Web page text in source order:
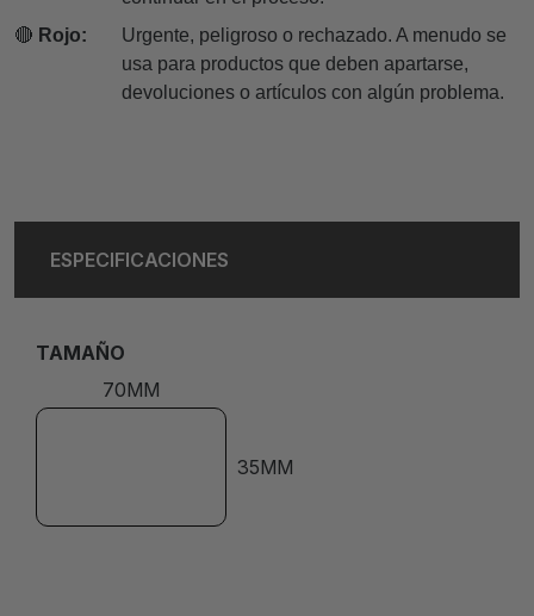
🔴 Rojo:
Urgente, peligroso o rechazado. A menudo se
usa para productos que deben apartarse,
devoluciones o artículos con algún problema.
ESPECIFICACIONES
TAMAÑO
70MM
35MM